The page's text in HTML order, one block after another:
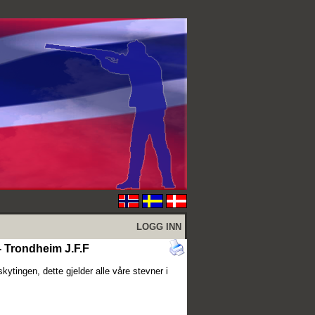
LOGG INN
J.F.F
dette gjelder alle våre stevner i